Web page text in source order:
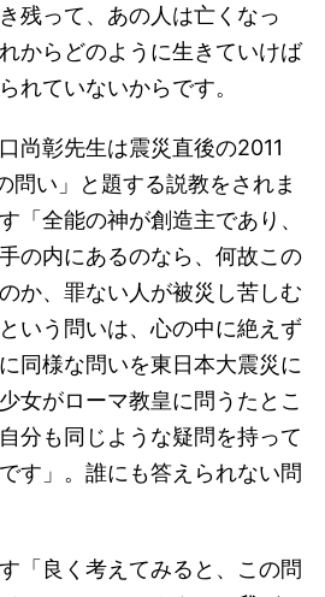
残って、あの人は亡くなっ
からどのように生きていけば
れていないからです。
尚彰先生は震災直後の2011
問い」と題する説教をされま
「全能の神が創造主であり、
の内にあるのなら、何故この
か、罪ない人が被災し苦しむ
いう問いは、心の中に絶えず
同様な問いを東日本大震災に
女がローマ教皇に問うたとこ
分も同じような疑問を持って
す」。誰にも答えられない問
「良く考えてみると、この問